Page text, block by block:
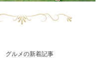
グルメの新着記事